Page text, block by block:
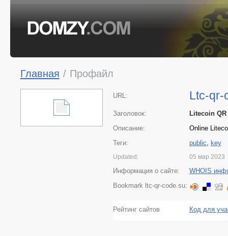
Главная / Профайл
URL: Ltc-qr-
Заголовок:
Litecoin
Описание:
Online
Теги:
public, key
Updated: 05 мар 2023
Информация о сайте:
WHOIS
Bookmark ltc-qr-code.su:
Рейтинг сайтов Код для